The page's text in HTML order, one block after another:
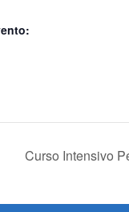
Curso Intensivo